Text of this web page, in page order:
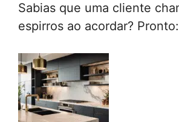
Sabias que uma cliente
espirros ao acordar?